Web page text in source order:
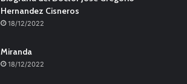
Hernandez Cisneros
18/12/2022
Miranda
18/12/2022